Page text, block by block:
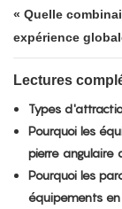
« Quelle
expérience
Lectures
Types
Pourquoi les
pierre angulaire
Pourquoi les
équipements